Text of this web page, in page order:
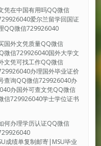
凭在中国有用吗QQ微信
爱尔兰留学回国证
QQ微信729926040
国外文凭质量QQ微信
微信729926040国外大学文
文凭可找工作QQ微信
办理国外毕业证价
查询QQ微信729926040办
办国外可查文凭QQ微信
信729926040学士学位证书
何办理学历认证QQ微信
成绩单复制邮寄|MSU毕业